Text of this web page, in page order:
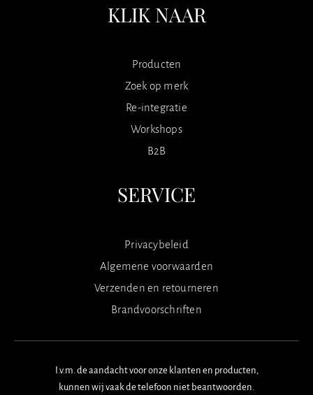
KLIK NAAR
Producten
Zoek op merk
Re-integratie
Workshops
B2B
SERVICE
Privacybeleid
Algemene voorwaarden
Verzenden en retourneren
Brandvoorschriften
I.v.m. de aandacht voor onze klanten en producten,
kunnen wij vaak de telefoon niet beantwoorden.